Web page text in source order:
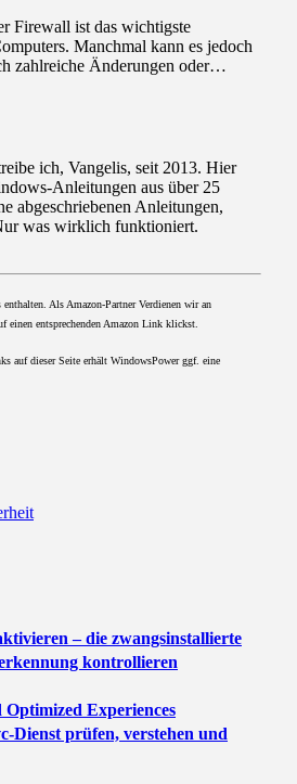
Firewall ist das wichtigste
Manchmal kann es jedoch
zahlreiche Änderungen oder…
ich, Vangelis, seit 2013. Hier
Anleitungen aus über 25
abgeschriebenen Anleitungen,
was wirklich funktioniert.
Als Amazon-Partner Verdienen wir an
einen entsprechenden Amazon Link klickst.
auf dieser Seite erhält WindowsPower ggf. eine
– die zwangsinstallierte
kontrollieren
Experiences
Dienst prüfen, verstehen und